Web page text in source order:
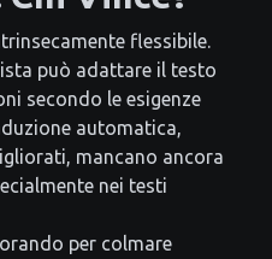
flessibile.
può adattare il testo
secondo le esigenze
automatica,
mancano ancora
nei testi
per colmare